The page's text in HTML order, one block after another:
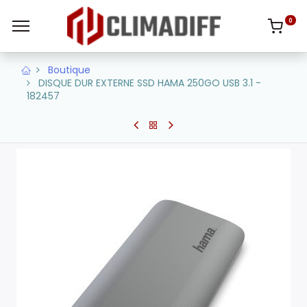
0
Boutique
DISQUE DUR EXTERNE SSD HAMA 250GO USB 3.1 -
182457